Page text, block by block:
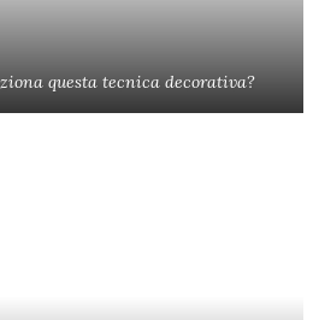
questa tecnica decorativa?